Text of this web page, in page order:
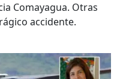
Comayagua. Otras
accidente.